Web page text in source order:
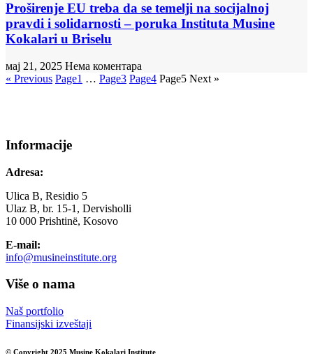
Proširenje EU treba da se temelji na socijalnoj
pravdi i solidarnosti – poruka Instituta Musine
Kokalari u Briselu
мај 21, 2025 Нема коментара
« Previous Page1 … Page3 Page4 Page5 Next »
Informacije
Adresa:
Ulica B, Residio 5
Ulaz B, br. 15-1, Dervisholli
10 000 Prishtinë, Kosovo
E-mail:
info@musineinstitute.org
Više o nama
Naš portfolio
Finansijski izveštaji
© Copyright 2025 Musine Kokalari Institute